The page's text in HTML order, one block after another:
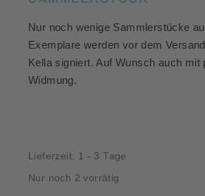
Nur noch wenige Sammlerstücke
Exemplare werden vor dem
Kella signiert. Auf Wunsch auch mit
Widmung.
Lieferzeit: 1 - 3 Tage
Nur noch 2 vorrätig